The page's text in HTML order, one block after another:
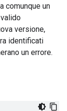
comunque un
versione,
identificati
un errore.